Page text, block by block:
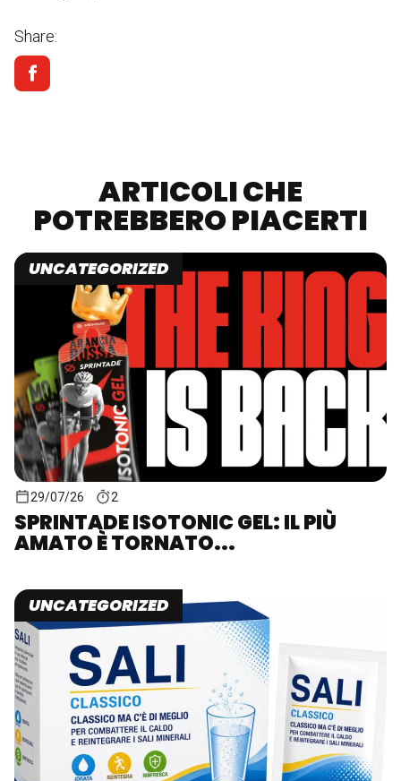
Share:
ARTICOLI CHE
POTREBBERO PIACERTI
UNCATEGORIZED
29/07/26 2
SPRINTADE ISOTONIC GEL: IL PIÙ
AMATO È TORNATO...
UNCATEGORIZED